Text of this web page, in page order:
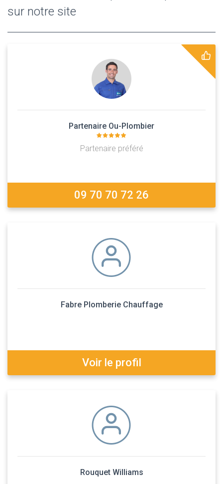
sur notre site
Partenaire Ou-Plombier
Partenaire préféré
09 70 70 72 26
Fabre Plomberie Chauffage
Voir le profil
Rouquet Williams